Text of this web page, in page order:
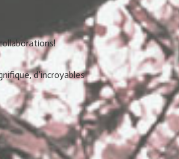
d’incroyables